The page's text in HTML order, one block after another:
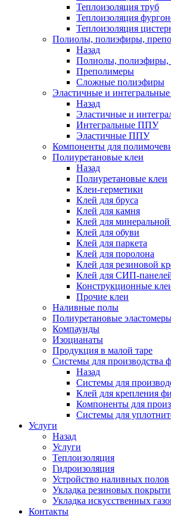
Теплоизоляция труб
Теплоизоляция
Теплоизоляция
Полиолы, полиэфиры,
Назад
Полиолы, полиэфиры,
Преполимеры
Сложные полиэфиры
Эластичные и
Назад
Эластичные и
Интегральные ППУ
Эластичные ППУ
Компоненты для
Полиуретановые клеи
Назад
Полиуретановые клеи
Клеи-герметики
Клей для бруса
Клей для камня
Клей для
Клей для обуви
Клей для паркета
Клей для поролона
Клей для резиновой
Клей для СИП-
Конструкционные
Прочие клеи
Наливные полы
Полиуретановые
Компаунды
Изоцианаты
Продукция в малой таре
Системы для производства
Назад
Системы для
Клей для крепления
Компоненты для
Системы для
Услуги
Назад
Услуги
Теплоизоляция
Гидроизоляция
Устройство наливных полов
Укладка резиновых
Укладка искусственных
Контакты